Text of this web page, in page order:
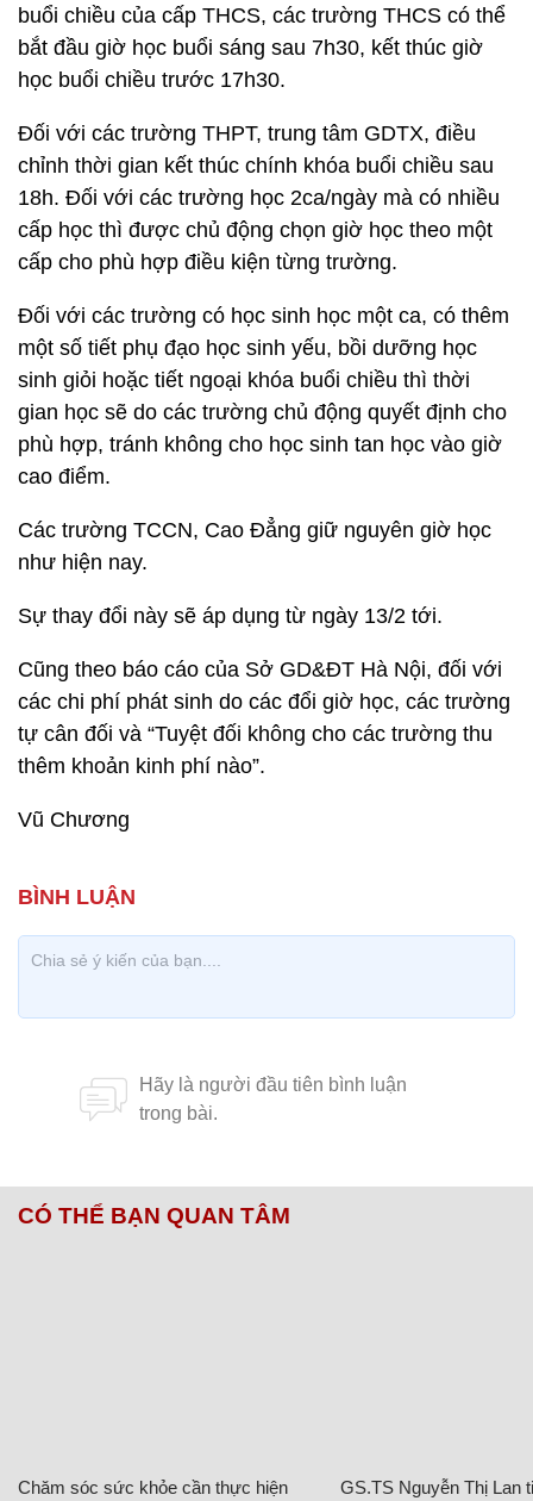
buổi chiều của cấp THCS, các trường THCS có thể
bắt đầu giờ học buổi sáng sau 7h30, kết thúc giờ
học buổi chiều trước 17h30.
Đối với các trường THPT, trung tâm GDTX, điều
chỉnh thời gian kết thúc chính khóa buổi chiều sau
18h. Đối với các trường học 2ca/ngày mà có nhiều
cấp học thì được chủ động chọn giờ học theo một
cấp cho phù hợp điều kiện từng trường.
Đối với các trường có học sinh học một ca, có thêm
một số tiết phụ đạo học sinh yếu, bồi dưỡng học
sinh giỏi hoặc tiết ngoại khóa buổi chiều thì thời
gian học sẽ do các trường chủ động quyết định cho
phù hợp, tránh không cho học sinh tan học vào giờ
cao điểm.
Các trường TCCN, Cao Đẳng giữ nguyên giờ học
như hiện nay.
Sự thay đổi này sẽ áp dụng từ ngày 13/2 tới.
Cũng theo báo cáo của Sở GD&ĐT Hà Nội, đối với
các chi phí phát sinh do các đổi giờ học, các trường
tự cân đối và “Tuyệt đối không cho các trường thu
thêm khoản kinh phí nào”.
Vũ Chương
CÓ THỂ BẠN QUAN TÂM
Chăm sóc sức khỏe cần thực hiện GS.TS Nguyễn Thị Lan